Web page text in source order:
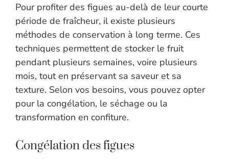
Pour profiter des figues au-delà de leur courte
période de fraîcheur, il existe plusieurs
méthodes de conservation à long terme. Ces
techniques permettent de stocker le fruit
pendant plusieurs semaines, voire plusieurs
mois, tout en préservant sa saveur et sa
texture. Selon vos besoins, vous pouvez opter
pour la congélation, le séchage ou la
transformation en confiture.
Congélation des figues